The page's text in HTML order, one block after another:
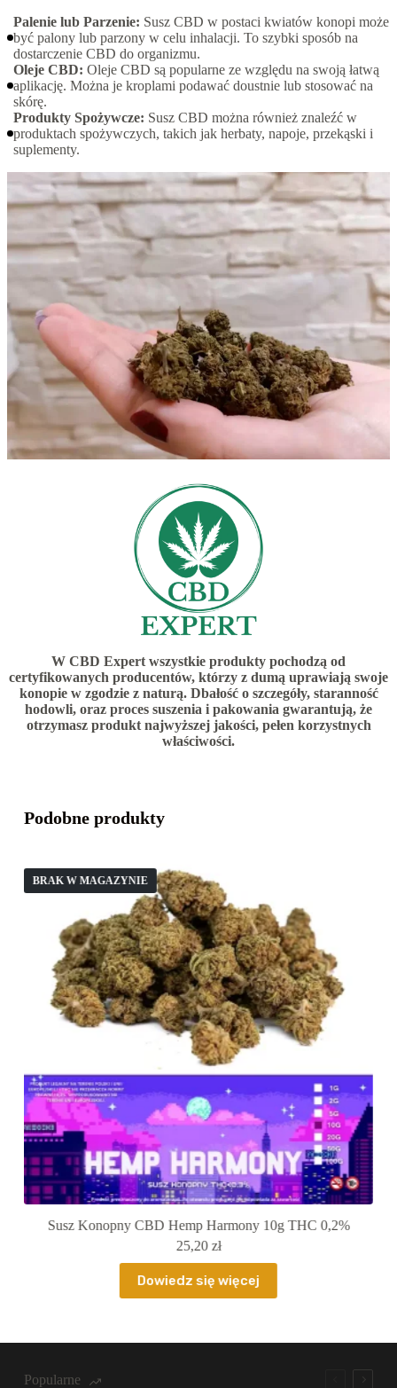
Palenie lub Parzenie: Susz CBD w postaci kwiatów konopi może
być palony lub parzony w celu inhalacji. To szybki sposób na
dostarczenie CBD do organizmu.
Oleje CBD: Oleje CBD są popularne ze względu na swoją łatwą
aplikację. Można je kroplami podawać doustnie lub stosować na
skórę.
Produkty Spożywcze: Susz CBD można również znaleźć w
produktach spożywczych, takich jak herbaty, napoje, przekąski i
suplementy.
W CBD Expert wszystkie produkty pochodzą od
certyfikowanych producentów, którzy z dumą uprawiają swoje
konopie w zgodzie z naturą. Dbałość o szczegóły, staranność
hodowli, oraz proces suszenia i pakowania gwarantują, że
otrzymasz produkt najwyższej jakości, pełen korzystnych
właściwości.
Podobne produkty
BRAK W MAGAZYNIE
Susz Konopny CBD Hemp Harmony 2g THC 0,2%
5,90
Dowiedz się więcej
Popularne